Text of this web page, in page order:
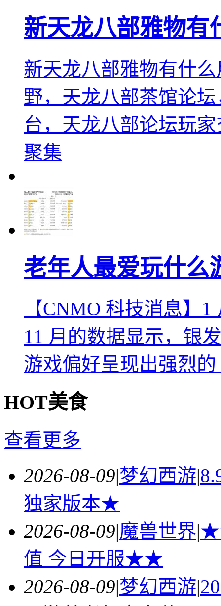
新天龙八部雅物有
新天龙八部雅物有什
野，天龙八部茶馆论
台，天龙八部论坛玩
聚集
老年人最爱玩什么
【CNMO 科技消息】
11 月的数据显示，银
游戏偏好呈现出强烈
HOT美食
查看更多
2026-08-09|梦幻西游|
独家版本★
2026-08-09|魔兽世界|
值 今日开服★★
2026-08-09|梦幻西游|